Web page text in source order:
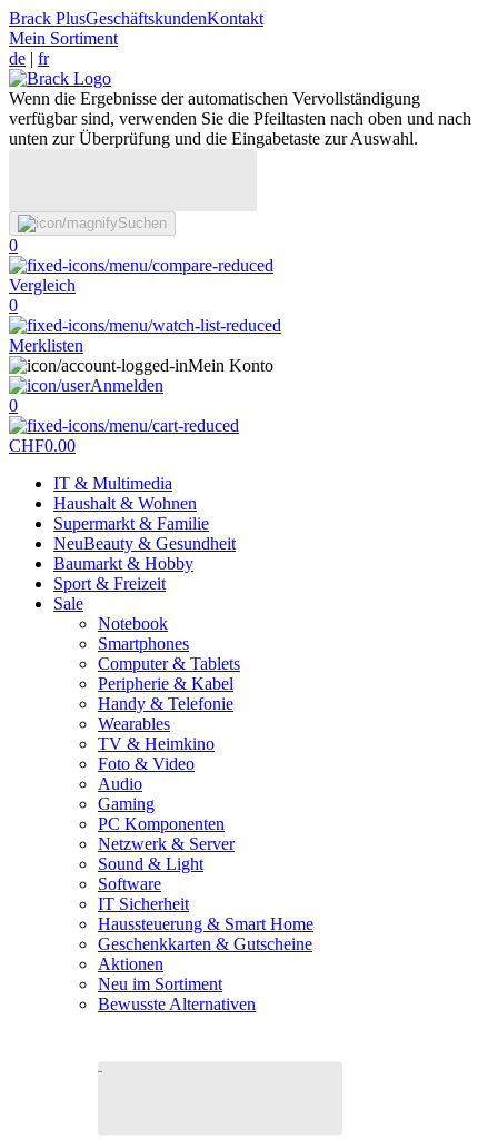
Brack PlusGeschäftskundenKontakt
Mein Sortiment
de | fr
Wenn die Ergebnisse der automatischen Vervollständigung
verfügbar sind, verwenden Sie die Pfeiltasten nach oben und nach
unten zur Überprüfung und die Eingabetaste zur Auswahl.
Suchen
0
Vergleich
0
Merklisten
Mein Konto
Anmelden
0
CHF0.00
IT & Multimedia
Haushalt & Wohnen
Supermarkt & Familie
NeuBeauty & Gesundheit
Baumarkt & Hobby
Sport & Freizeit
Sale
Notebook
Smartphones
Computer & Tablets
Peripherie & Kabel
Handy & Telefonie
Wearables
TV & Heimkino
Foto & Video
Audio
Gaming
PC Komponenten
Netzwerk & Server
Sound & Light
Software
IT Sicherheit
Haussteuerung & Smart Home
Geschenkkarten & Gutscheine
Aktionen
Neu im Sortiment
Bewusste Alternativen